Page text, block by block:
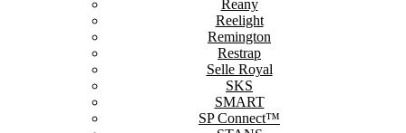
Reany
Reelight
Remington
Restrap
Selle Royal
SKS
SMART
SP Connect™